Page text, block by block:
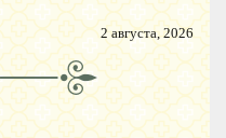
2 августа, 2026